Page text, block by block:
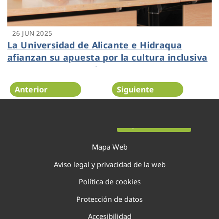
26 JUN 2025
La Universidad de Alicante e Hidraqua
afianzan su apuesta por la cultura inclusiva
y renuevan convenio
Anterior Siguiente
Mapa Web
Aviso legal y privacidad de la web
Política de cookies
Protección de datos
Accesibilidad